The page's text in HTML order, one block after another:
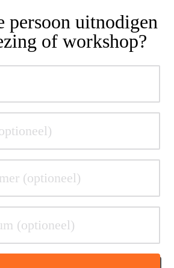
persoon uitnodigen
of workshop?